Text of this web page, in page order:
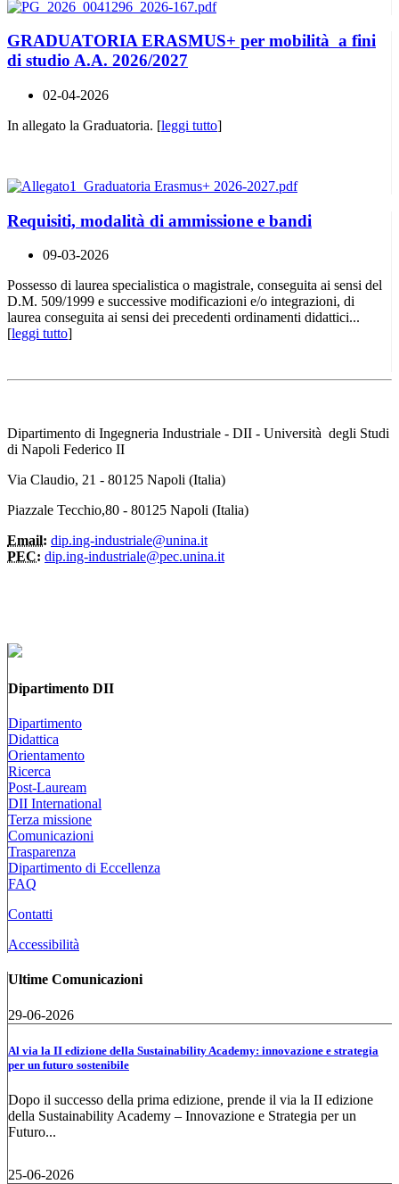
GRADUATORIA ERASMUS+ per mobilità a fini
di studio A.A. 2026/2027
02-04-2026
In allegato la Graduatoria. [leggi tutto]
Requisiti, modalità di ammissione e bandi
09-03-2026
Possesso di laurea specialistica o magistrale, conseguita ai sensi del
D.M. 509/1999 e successive modificazioni e/o integrazioni, di
laurea conseguita ai sensi dei precedenti ordinamenti didattici...
[leggi tutto]
Dipartimento di Ingegneria Industriale - DII - Università degli Studi
di Napoli Federico II
Via Claudio, 21 - 80125 Napoli (Italia)
Piazzale Tecchio,80 - 80125 Napoli (Italia)
Email: dip.ing-industriale@unina.it
PEC: dip.ing-industriale@pec.unina.it
Dipartimento DII
Dipartimento
Didattica
Orientamento
Ricerca
Post-Lauream
DII International
Terza missione
Comunicazioni
Trasparenza
Dipartimento di Eccellenza
FAQ
Contatti
Accessibilità
Ultime Comunicazioni
29-06-2026
Al via la II edizione della Sustainability Academy: innovazione e strategia
per un futuro sostenibile
Dopo il successo della prima edizione, prende il via la II edizione
della Sustainability Academy – Innovazione e Strategia per un
Futuro...
25-06-2026